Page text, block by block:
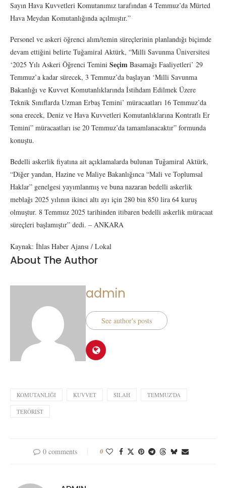
Sayın Hava Kuvvetleri Komutanımız tarafından 4 Temmuz’da Mürted
Hava Meydan Komutanlığında açılmıştır.”
Personel ve askeri öğrenci alım/temin süreçlerinin planlandığı biçimde
devam ettiğini belirte Tuğamiral Aktürk, “Milli Savunma Üniversitesi
‘2025 Yılı Askeri Öğrenci Temini Seçim Basamağı Faaliyetleri’ 29
Temmuz’a kadar sürecek, 3 Temmuz’da başlayan ‘Milli Savunma
Bakanlığı ve Kuvvet Komutanlıklarında İstihdam Edilmek Üzere
Teknik Sınıflarda Uzman Erbaş Temini’ müracaatları 16 Temmuz’da
sona erecek, Deniz ve Hava Kuvvetleri Komutanlıklarına Kontratlı Er
Temini” müracaatları ise 20 Temmuz’da tamamlanacaktır” formunda
konuştu.
Bedelli askerlik fiyatına ait açıklamalarda bulunan Tuğamiral Aktürk,
“Diğer yandan, Hazine ve Maliye Bakanlığınca “Mali ve Toplumsal
Haklar” genelgesi yayımlanmış ve buna nazaran bedelli askerlik
meblağı 2025 yılının ikinci altı ayı için 280 bin 850 lira 64 kuruş
olmuştur. 8 Temmuz 2025 tarihinden itibaren bedelli askerlik müracaat
süreçleri başlamıştır” dedi. – ANKARA
Kaynak: İhlas Haber Ajansı / Lokal
About The Author
admin
See author's posts
KOMUTANLIĞI KUVVET SILAH TEMMUZ'DA
TERÖRIST
0 comments 0